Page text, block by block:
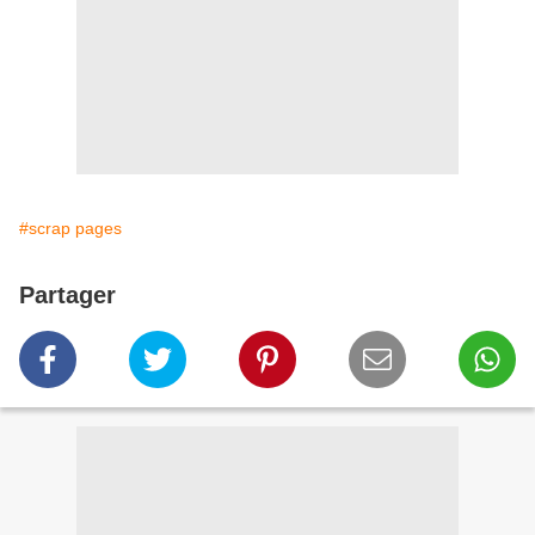
#scrap pages
Partager